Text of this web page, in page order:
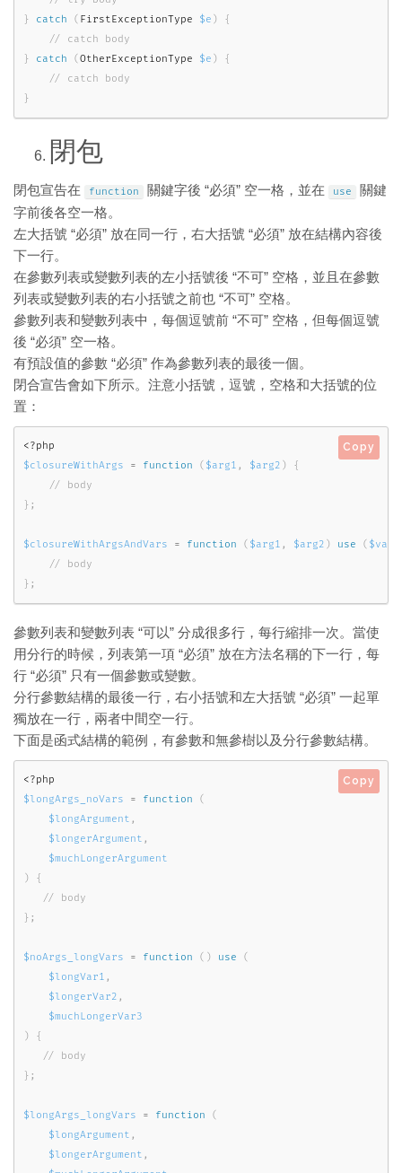
}
catch ( FirstExceptionType $e )
{
}
catch ( OtherExceptionType $e )
{
}
閉包
閉包宣告在 function 關鍵字後 “必須” 空一格，並在 use
關鍵
字前後各空一格。
左大括號 “必須” 放在同一行，右大括號 “必須” 放在結構內容後
下一行。
在參數列表或變數列表的左小括號後 “不可” 空格，並且在參數
列表或變數列表的右小括號之前也 “不可” 空格。
參數列表和變數列表中，每個逗號前 “不可” 空格，但每個逗號
後 “必須” 空一格。
有預設值的參數 “必須” 作為參數列表的最後一個。
閉合宣告會如下所示。注意小括號，逗號，空格和大括號的位
置：
<?php
$closureWithArgs
= function ( $arg1 , $arg2 )
{
} ;
$closureWithArgsAndVars = function ( $arg1 , $arg2 ) use ( $var1
} ;
Copy
參數列表和變數列表 “可以” 分成很多行，每行縮排一次。當使
用分行的時候，列表第一項 “必須” 放在方法名稱的下一行，每
行 “必須” 只有一個參數或變數。
分行參數結構的最後一行，右小括號和左大括號 “必須” 一起單
獨放在一行，兩者中間空一行。
下面是函式結構的範例，有參數和無參樹以及分行參數結構。
<?php
$longArgs_noVars
= function
(
$longArgument ,
$longerArgument ,
$muchLongerArgument
)
{
} ;
$noArgs_longVars = function ( ) use
(
$longVar1 ,
$longerVar2 ,
$muchLongerVar3
)
{
} ;
$longArgs_longVars = function
(
$longArgument ,
$longerArgument ,
Copy